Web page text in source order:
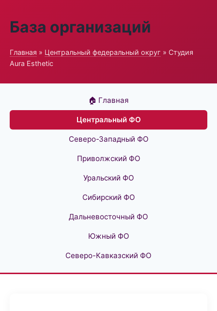
База организаций
Главная » Центральный федеральный округ » Студия
Aura Esthetic
🏠 Главная
Центральный ФО
Северо-Западный ФО
Приволжский ФО
Уральский ФО
Сибирский ФО
Дальневосточный ФО
Южный ФО
Северо-Кавказский ФО